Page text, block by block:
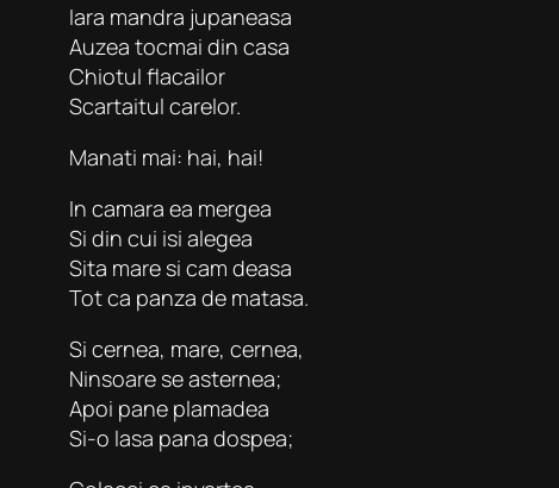
Iara mandra jupaneasa
Auzea tocmai din casa
Chiotul flacailor
Scartaitul carelor.
Manati mai: hai, hai!
In camara ea mergea
Si din cui isi alegea
Sita mare si cam deasa
Tot ca panza de matasa.
Si cernea, mare, cernea,
Ninsoare se asternea;
Apoi pane plamadea
Si-o lasa pana dospea;